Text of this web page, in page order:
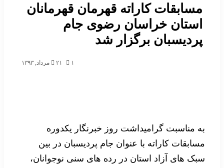
مسابقات کاراته قهرمان قهرمانان
استان خراسان رضوی جام
پردیسبان برگزار شد
۲۱ مرداد, ۱۳۹۳
به مناسبت گرامیداشت روز خبرنگار یکدوره
مسابقات کاراته با عنوان جام پردیسبان در بین
سبک های آزاد استان در رده های سنی نوجوانان،